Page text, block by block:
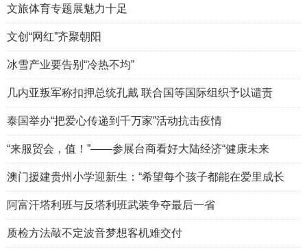
文旅体育专题展魅力十足
文创“网红”齐聚朝阳
冰雪产业要告别“冷热不均”
几内亚叛军称扣押总统孔戴 联合国等国际组织予以谴责
泰国举办“把爱心传递到千万家”活动抗击疫情
“来服贸会，值！”——参展台商看好大陆经济“健康未来
澳门援建贵州小学迎新生：“希望每个孩子都能在爱里成长
阿富汗塔利班与反塔利班武装争夺最后一省
质检方法敲不定波音梦想客机难交付